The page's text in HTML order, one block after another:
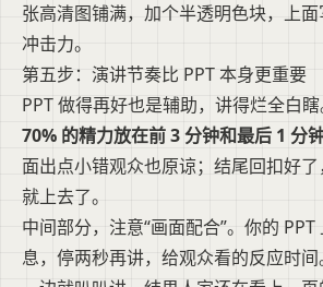
张高清图铺满，加个半透明色块，上
冲击力。
第五步：演讲节奏比 PPT 本身更重要
PPT 做得再好也是辅助，讲得烂全白瞎
70% 的精力放在前 3 分钟和最后 1 分
面出点小错观众也原谅；结尾回扣好
就上去了。
中间部分，注意“画面配合”。你的
息，停两秒再讲，给观众看的反应时